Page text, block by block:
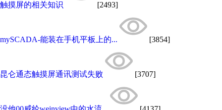
触摸屏的相关知识 [2493]
mySCADA-能装在手机平板上的... [3854]
昆仑通态触摸屏通讯测试失败 [3707]